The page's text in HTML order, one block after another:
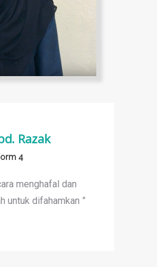
Razak
4
menghafal dan
untuk difahamkan ”